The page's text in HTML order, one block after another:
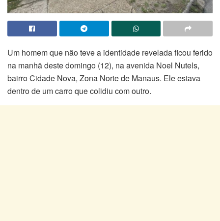
Um homem que não teve a identidade revelada ficou ferido
na manhã deste domingo (12), na avenida Noel Nutels,
bairro Cidade Nova, Zona Norte de Manaus. Ele estava
dentro de um carro que colidiu com outro.